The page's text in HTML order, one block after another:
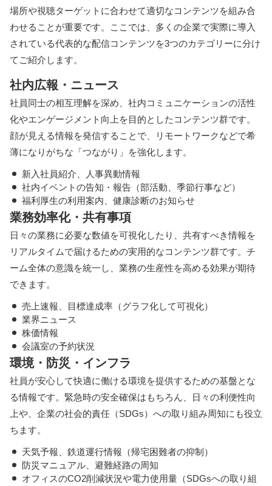
場所や視聴ターゲットに合わせて適切なコンテンツを組み合
わせることが重要です。ここでは、多くの企業で実際に導入
されている代表的な配信コンテンツを3つのカテゴリーに分け
てご紹介します。
社内広報・ニュース
社員同士の相互理解を深め、社内コミュニケーションの活性
化やエンゲージメント向上を目的としたコンテンツ群です。
顔が見える情報を発信することで、リモートワークなどで希
薄になりがちな「つながり」を強化します。
新入社員紹介、人事異動情報
社内イベントの告知・報告（部活動、季節行事など）
福利厚生の利用案内、健康診断のお知らせ
業務効率化・共有事項
日々の業務に必要な数値を可視化したり、共有すべき情報を
リアルタイムで届けるための実用的なコンテンツ群です。チ
ーム全体の意識を統一し、業務の生産性を高める効果が期待
できます。
売上速報、目標達成率（グラフ化して可視化）
業界ニュース
株価情報
会議室の予約状況
環境・防災・インフラ
社員が安心して快適に働ける環境を提供するための基盤とな
る情報です。緊急時の安全確保はもちろん、日々の利便性向
上や、企業の社会的責任（SDGs）への取り組み周知にも役立
ちます。
天気予報、鉄道運行情報（帰宅困難者の抑制）
防災マニュアル、避難経路の周知
オフィスのCO2削減状況や電力使用量（SDGsへの取り組